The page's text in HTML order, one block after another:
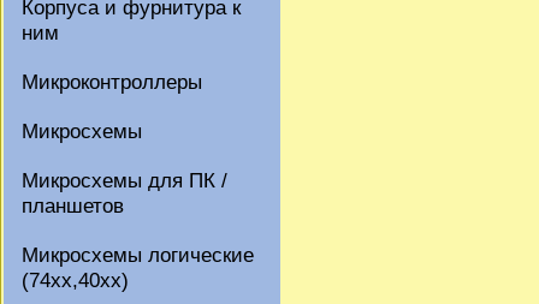
Корпуса и фурнитура к
ним
Микроконтроллеры
Микросхемы
Микросхемы для ПК /
планшетов
Микросхемы логические
(74xx,40xx)